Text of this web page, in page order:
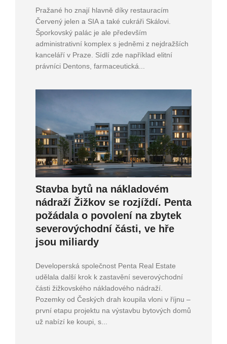
Pražané ho znají hlavně díky restauracím
Červený jelen a SIA a také cukráři Skálovi.
Šporkovský palác je ale především
administrativní komplex s jedněmi z nejdražších
kanceláří v Praze. Sídlí zde například elitní
právníci Dentons, farmaceutická...
Stavba bytů na nákladovém
nádraží Žižkov se rozjíždí. Penta
požádala o povolení na zbytek
severovýchodní části, ve hře
jsou miliardy
Developerská společnost Penta Real Estate
udělala další krok k zastavění severovýchodní
části žižkovského nákladového nádraží.
Pozemky od Českých drah koupila vloni v říjnu –
první etapu projektu na výstavbu bytových domů
už nabízí ke koupi, s...